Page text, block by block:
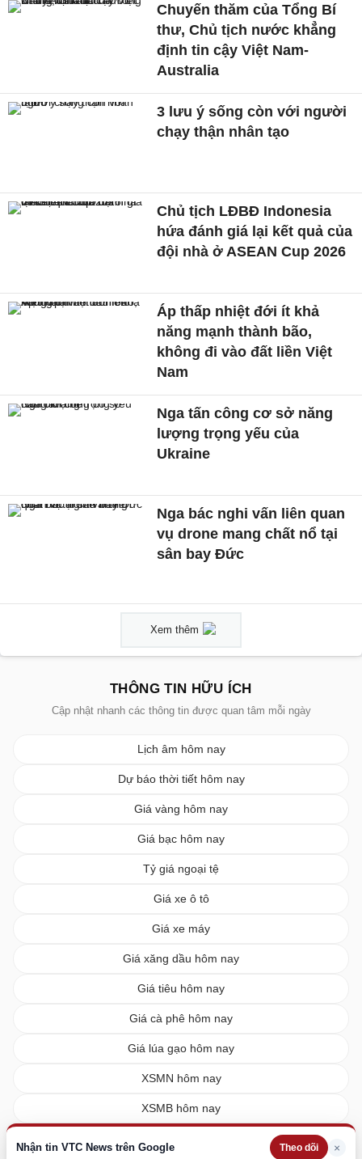
Nhận tin VTC News trên Google Theo dõi ×
Chuyến thăm của Tổng Bí
thư, Chủ tịch nước khẳng
định tin cậy Việt Nam-
Australia
3 lưu ý sống còn với người
chạy thận nhân tạo
Chủ tịch LĐBĐ Indonesia
hứa đánh giá lại kết quả của
đội nhà ở ASEAN Cup 2026
Áp thấp nhiệt đới ít khả
năng mạnh thành bão,
không đi vào đất liền Việt
Nam
Nga tấn công cơ sở năng
lượng trọng yếu của
Ukraine
Nga bác nghi vấn liên quan
vụ drone mang chất nổ tại
sân bay Đức
Xem thêm
THÔNG TIN HỮU ÍCH
Cập nhật nhanh các thông tin được quan tâm mỗi ngày
Lịch âm hôm nay
Dự báo thời tiết hôm nay
Giá vàng hôm nay
Giá bạc hôm nay
Tỷ giá ngoại tệ
Giá xe ô tô
Giá xe máy
Giá xăng dầu hôm nay
Giá tiêu hôm nay
Giá cà phê hôm nay
Giá lúa gạo hôm nay
XSMN hôm nay
XSMB hôm nay